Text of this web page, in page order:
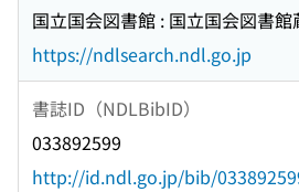
国立国会図書館 : 国立国会図書館
https://ndlsearch.ndl.go.jp
書誌ID（NDLBibID）
033892599
http://id.ndl.go.jp/bib/